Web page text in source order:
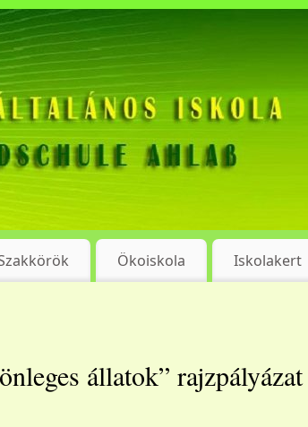
Ökoiskola Iskolakert
állatok” rajzpályázat